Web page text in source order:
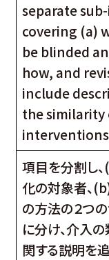
separate
covering (a)
be blinded
how, and
include
the similarity
interventions
項目を分割し
化の対象者、
の方法の２つ
に分け、介入
関する説明を